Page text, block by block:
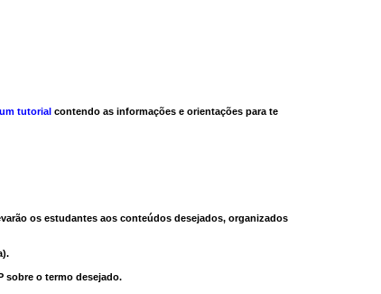
tutorial contendo as informações e orientações para te
os estudantes aos conteúdos desejados, organizados
sobre o termo desejado.